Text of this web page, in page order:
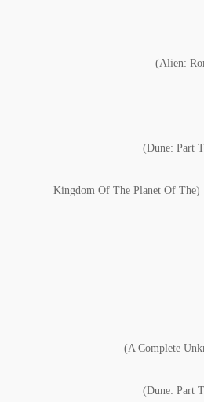
پادشاهی سیاره میمون‌ها (Kingdom Of The Planet Of The